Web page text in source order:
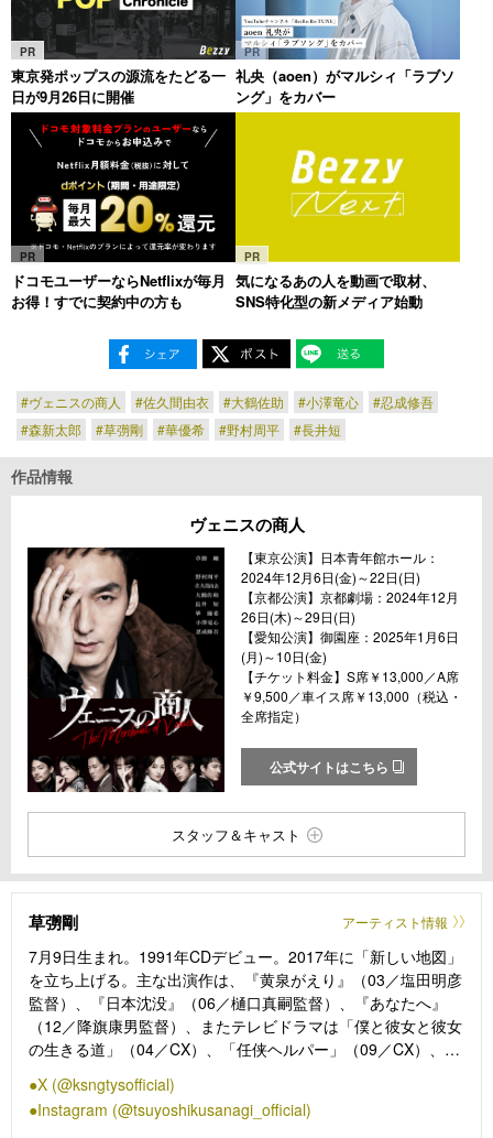
PR
東京発ポップスの源流をたどる一
日が9月26日に開催
PR
礼央（aoen）がマルシィ「ラブソ
ング」をカバー
PR
ドコモユーザーならNetflixが毎月
お得！すでに契約中の方も
PR
気になるあの人を動画で取材、
SNS特化型の新メディア始動
#ヴェニスの商人 #佐久間由衣 #大鶴佐助 #小澤竜心
#忍成修吾
#森新太郎
#草彅剛 #華優希 #野村周平 #長井短
作品情報
ヴェニスの商人
【東京公演】日本青年館ホール：
2024年12月6日(金)～22日(日)
【京都公演】京都劇場：2024年12月
26日(木)～29日(日)
【愛知公演】御園座：2025年1月6日
(月)～10日(金)
【チケット料金】S席￥13,000／A席
￥9,500／車イス席￥13,000（税込・
全席指定）
公式サイトはこちら
スタッフ＆キャスト
草彅剛 アーティスト情報
7月9日生まれ。1991年CDデビュー。2017年に「新しい地図」
を立ち上げる。主な出演作は、『黄泉がえり』（03／塩田明彦
監督）、『日本沈没』（06／樋口真嗣監督）、『あなたへ』
（12／降旗康男監督）、またテレビドラマは「僕と彼女と彼女
の生きる道」（04／CX）、「任侠ヘルパー」（09／CX）、大
KTV、CX）『終幕のロンド —もう二度と、会えないあなたに
—』（25／KTV、CX）他多数作品に出演を果たす。その他出
X (@ksngtysofficial)
Instagram (@tsuyoshikusanagi_official)